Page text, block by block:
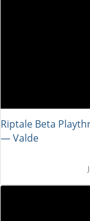
Riptale Beta
― Valde